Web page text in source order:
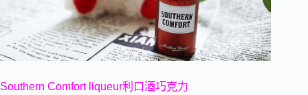
Southern Comfort liqueur利口酒巧克力